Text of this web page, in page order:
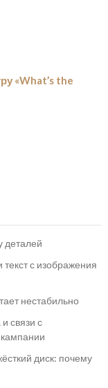
«What’s the
деталей
с изображения
нестабильно
связи с
диск: почему